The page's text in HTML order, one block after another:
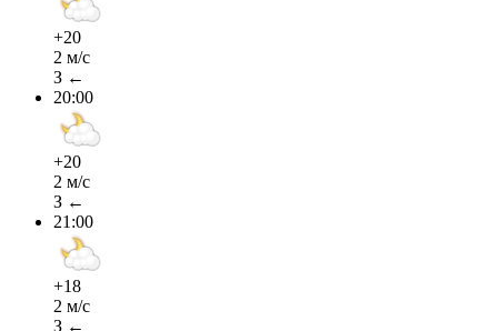
+20
2 м/с
З ←
20:00
+20
2 м/с
З ←
21:00
+18
2 м/с
З ←